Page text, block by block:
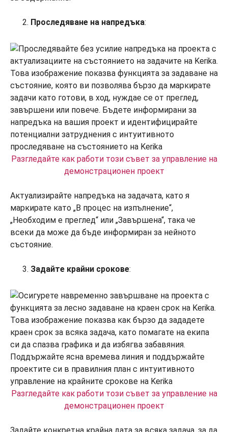
Проследяване на напредъка:
Разгледайте как работи този съвет за управление на
демонстрационен проект
Актуализирайте напредъка на задачата, като я
маркирате като „В процес на изпълнение“,
„Необходим е преглед“ или „Завършена“, така че
всеки да може да бъде информиран за нейното
състояние.
Задайте крайни срокове:
Разгледайте как работи този съвет за управление на
демонстрационен проект